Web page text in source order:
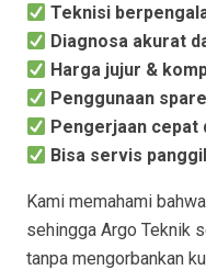
Teknisi
Diagnosa akurat
Harga jujur &
Penggunaan
Pengerjaan cepat
Bisa servis
Kami memahami
sehingga Argo Teknik
tanpa mengorbankan